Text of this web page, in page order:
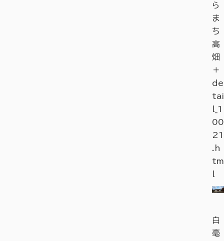
ら
ま
ち
高
畑
＋
de
tai
l_1
00
21
.h
tm
白
毫